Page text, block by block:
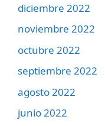
diciembre 2022
noviembre 2022
octubre 2022
septiembre 2022
agosto 2022
junio 2022